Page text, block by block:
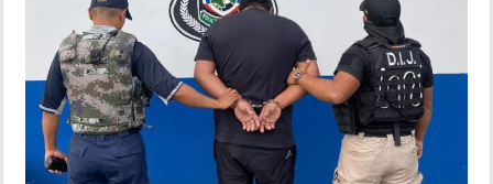
INSÓLITAS
MULTIMEDIA